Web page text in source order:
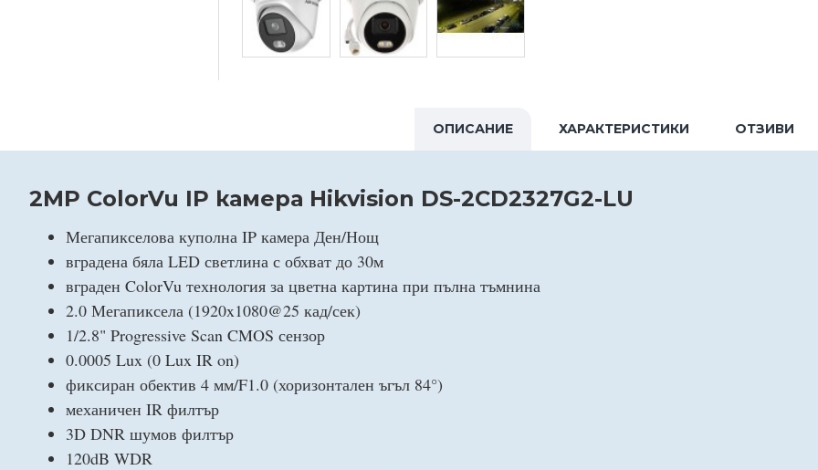
ОПИСАНИЕ ХАРАКТЕРИСТИКИ ОТЗИВИ
2MP ColorVu IP камера Hikvision DS-2CD2327G2-LU
Мегапикселова куполна IP камера Ден/Нощ
вградена бяла LED светлина с обхват до 30м
вграден ColorVu технология за цветна картина при пълна тъмнина
2.0 Мегапиксела (1920x1080@25 кад/сек)
1/2.8" Progressive Scan CMOS сензор
0.0005 Lux (0 Lux IR on)
фиксиран обектив 4 мм/F1.0 (хоризонтален ъгъл 84°)
механичен IR филтър
3D DNR шумов филтър
120dB WDR